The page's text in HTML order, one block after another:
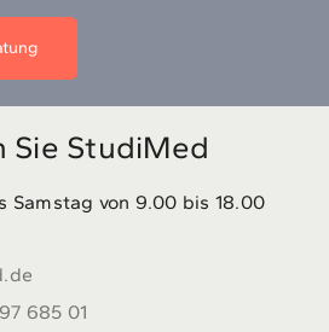
Sie StudiMed
Samstag von 9.00 bis 18.00
685 01